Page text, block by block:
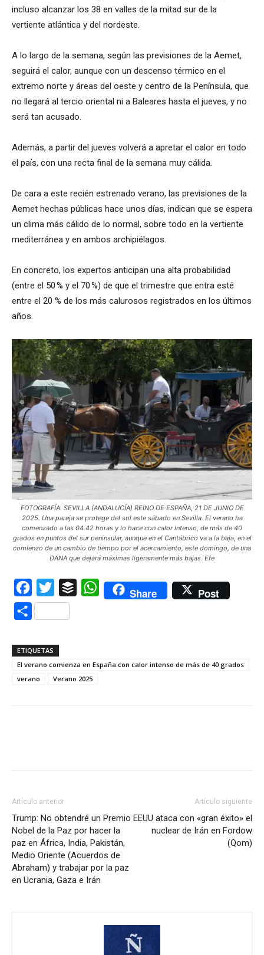
incluso alcanzar los 38 en valles de la mitad sur de la
vertiente atlántica y del nordeste.
A lo largo de la semana, según las previsiones de la Aemet,
seguirá el calor, aunque con un descenso térmico en el
extremo norte y áreas del oeste y centro de la Península, que
no llegará al tercio oriental ni a Baleares hasta el jueves, y no
será tan acusado.
Además, a partir del jueves volverá a apretar el calor en todo
el país, con una recta final de la semana muy cálida.
De cara a este recién estrenado verano, las previsiones de la
Aemet hechas públicas hace unos días, indican que se espera
un clima más cálido de lo normal, sobre todo en la vertiente
mediterránea y en ambos archipiélagos.
En concreto, los expertos anticipan una alta probabilidad
(entre el 50 % y el 70 %) de que el trimestre que entra esté
entre el 20 % de los más calurosos registrados en los últimos
años.
FOTOGRAFÍA. SEVILLA (ANDALUCÍA) REINO DE ESPAÑA, 21 DE JUNIO DE
2025. Una pareja se protege del sol este sábado en Sevilla. El verano ha
comenzado a las 04.42 horas y lo hace con calor intenso, de más de 40
grados en puntos del sur peninsular, aunque en el Cantábrico va a la baja, en el
comienzo de un cambio de tiempo por el acercamiento, este domingo, de una
DANA que dejará máximas ligeramente más bajas. Efe
Facebook
Twitter Buffer WhatsAppShare Post
Compartir
ETIQUETAS
El verano comienza en España con calor intenso de más de 40 grados
verano
Verano 2025
Artículo anterior
Trump: No obtendré un Premio
Nobel de la Paz por hacer la
paz en África, India, Pakistán,
Medio Oriente (Acuerdos de
Abraham) y trabajar por la paz
en Ucrania, Gaza e Irán
Artículo siguiente
EEUU ataca con «gran éxito» el
nuclear de Irán en Fordow
(Qom)